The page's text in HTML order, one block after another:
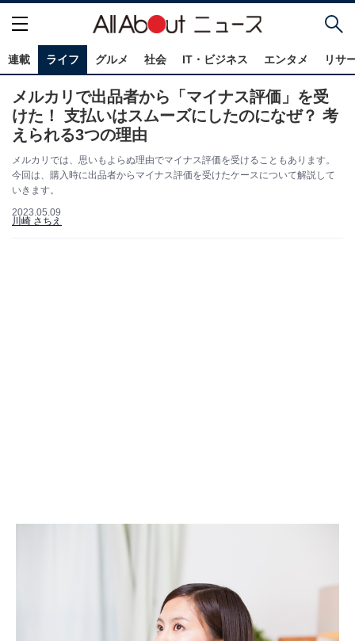
連載 ライフ グルメ 社会 IT・ビジネス エンタメ リサ
メルカリで出品者から「マイナス評価」を受
けた！ 支払いはスムーズにしたのになぜ？ 考
えられる3つの理由
メルカリでは、思いもよらぬ理由でマイナス評価を受けることもあります。
今回は、購入時に出品者からマイナス評価を受けたケースについて解説して
いきます。
2023.05.09
川崎 さちえ